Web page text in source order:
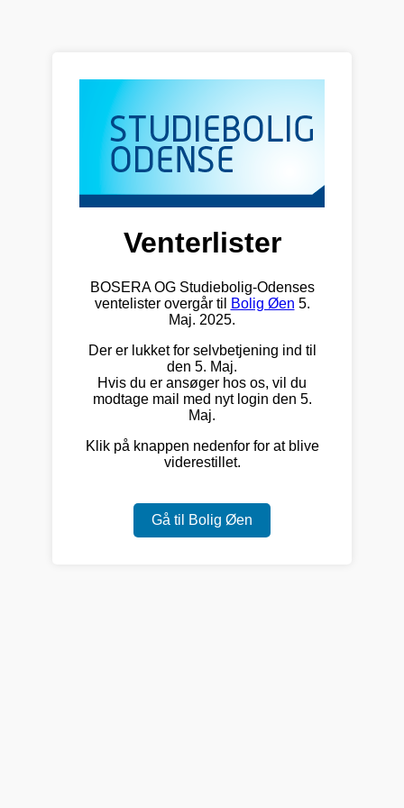
Venterlister
BOSERA OG Studiebolig-Odenses
ventelister overgår til
Bolig Øen 5.
Maj. 2025.
Der er lukket for selvbetjening ind til
den 5. Maj.
Hvis du er ansøger hos os, vil du
modtage mail med nyt login den 5.
Maj.
Klik på knappen nedenfor for at blive
viderestillet.
Gå til Bolig Øen